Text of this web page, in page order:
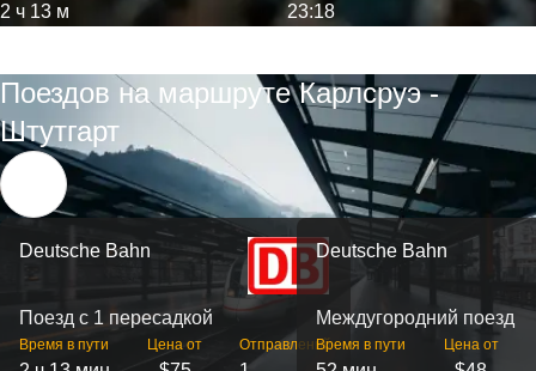
2 ч 13 м 23:18
Поездов на маршруте Карлсруэ -
Штутгарт
Deutsche Bahn
Поезд с 1 пересадкой
Время в пути Цена от Отправлений
Deutsche Bahn
Междугородний поезд
Время в пути Цена от